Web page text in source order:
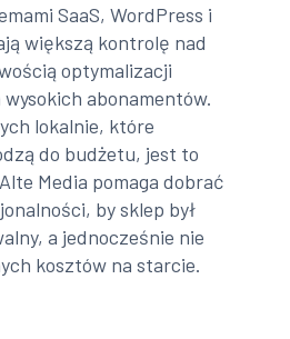
SaaS, WordPress i
większą kontrolę nad
optymalizacji
abonamentów.
lokalnie, które
do budżetu, jest to
Media pomaga dobrać
by sklep był
a jednocześnie nie
kosztów na starcie.